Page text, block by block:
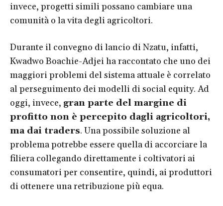
invece, progetti simili possano cambiare una
comunità o la vita degli agricoltori.
Durante il convegno di lancio di Nzatu, infatti,
Kwadwo Boachie-Adjei ha raccontato che uno dei
maggiori problemi del sistema attuale è correlato
al perseguimento dei modelli di social equity. Ad
oggi, invece, gran parte del margine di
profitto non è percepito dagli agricoltori,
ma dai traders. Una possibile soluzione al
problema potrebbe essere quella di accorciare la
filiera collegando direttamente i coltivatori ai
consumatori per consentire, quindi, ai produttori
di ottenere una retribuzione più equa.